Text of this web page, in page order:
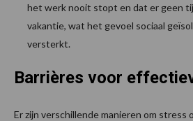
het werk nooit stopt en dat er geen
vakantie, wat het gevoel sociaal
versterkt.
Barrières voor
Er zijn verschillende manieren om stress